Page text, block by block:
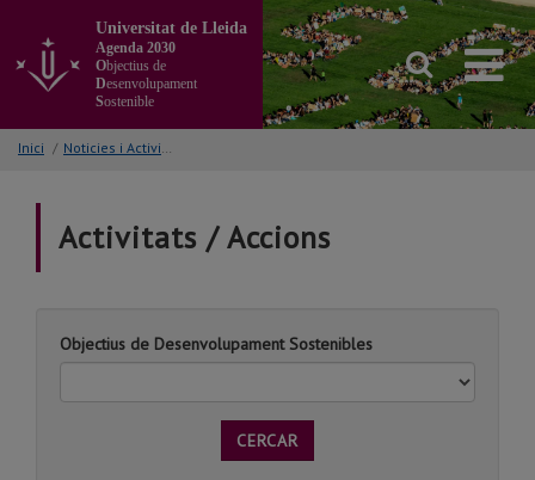
contingut
principal
la
pàgina
Universitat de Lleida
Agenda 2030
Objectius de
Desenvolupament
Sostenible
Inici / Noticies i Activitats/Accions
Activitats / Accions
Objectius de Desenvolupament Sostenibles
CERCAR